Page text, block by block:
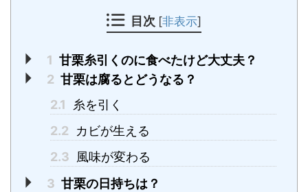
目次 [非表示]
1 甘栗糸引くのに食べたけど大丈夫？
2 甘栗は腐るとどうなる？
2.1
糸を引く
2.2
カビが生える
2.3
風味が変わる
3 甘栗の日持ちは？